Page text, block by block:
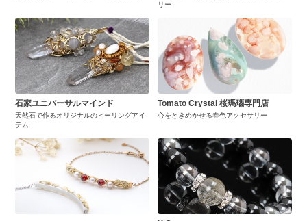
リー
石家ユニバーサルマインド
天然石で作るオリジナルのヒーリングアイ
テム
Tomato Crystal 桜瑪瑙専門店
心をときめかせる春色アクセサリー